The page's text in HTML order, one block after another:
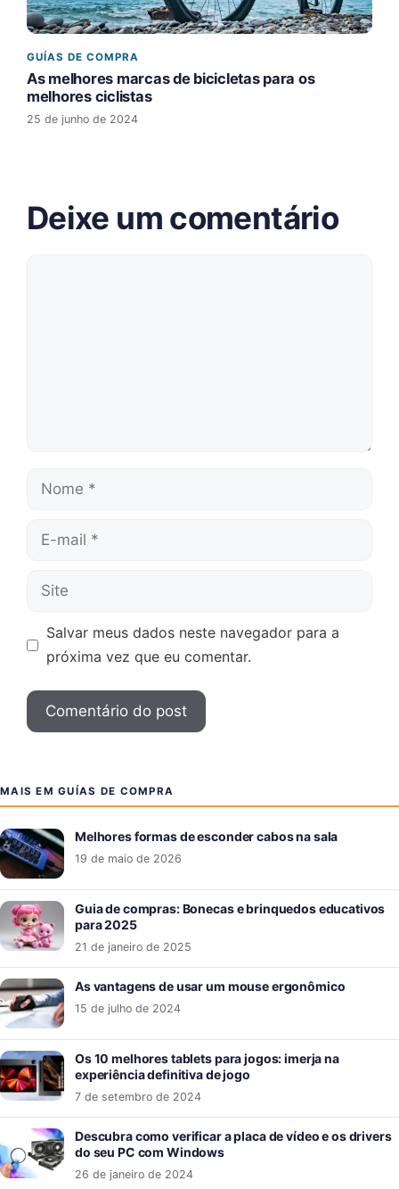
GUÍAS DE COMPRA
As melhores marcas de bicicletas para os
melhores ciclistas
25 de junho de 2024
Deixe um comentário
Nome
Site
Salvar meus dados neste navegador para a
próxima vez que eu comentar.
MAIS EM GUÍAS DE COMPRA
Melhores formas de esconder cabos na sala
19 de maio de 2026
Guia de compras: Bonecas e brinquedos educativos
para 2025
21 de janeiro de 2025
As vantagens de usar um mouse ergonômico
15 de julho de 2024
Os 10 melhores tablets para jogos: imerja na
experiência definitiva de jogo
7 de setembro de 2024
Descubra como verificar a placa de vídeo e os drivers
do seu PC com Windows
26 de janeiro de 2024